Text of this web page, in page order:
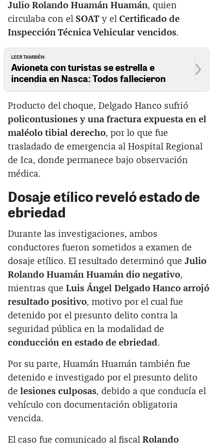
Julio Rolando Huamán Huamán, quien
circulaba con el SOAT y el Certificado de
Inspección Técnica Vehicular vencidos.
LEER TAMBIÉN:
Avioneta con turistas se estrella e
incendia en Nasca: Todos fallecieron
Producto del choque, Delgado Hanco sufrió
policontusiones y una fractura expuesta en el
maléolo tibial derecho, por lo que fue
trasladado de emergencia al Hospital Regional
de Ica, donde permanece bajo observación
médica.
Dosaje etílico reveló estado de
ebriedad
Durante las investigaciones, ambos
conductores fueron sometidos a examen de
dosaje etílico. El resultado determinó que Julio
Rolando Huamán Huamán dio negativo,
mientras que Luis Ángel Delgado Hanco arrojó
resultado positivo, motivo por el cual fue
detenido por el presunto delito contra la
seguridad pública en la modalidad de
conducción en estado de ebriedad.
Por su parte, Huamán Huamán también fue
detenido e investigado por el presunto delito
de lesiones culposas, debido a que conducía el
vehículo con documentación obligatoria
vencida.
El caso fue comunicado al fiscal Rolando